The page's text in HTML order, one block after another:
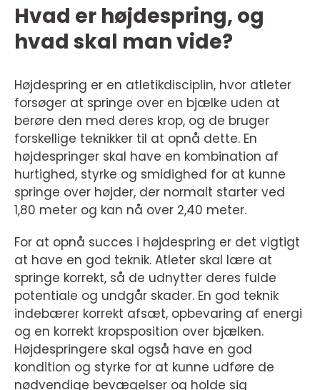
Hvad er højdespring, og
hvad skal man vide?
Højdespring er en atletikdisciplin, hvor atleter
forsøger at springe over en bjælke uden at
berøre den med deres krop, og de bruger
forskellige teknikker til at opnå dette. En
højdespringer skal have en kombination af
hurtighed, styrke og smidighed for at kunne
springe over højder, der normalt starter ved
1,80 meter og kan nå over 2,40 meter.
For at opnå succes i højdespring er det vigtigt
at have en god teknik. Atleter skal lære at
springe korrekt, så de udnytter deres fulde
potentiale og undgår skader. En god teknik
indebærer korrekt afsæt, opbevaring af energi
og en korrekt kropsposition over bjælken.
Højdespringere skal også have en god
kondition og styrke for at kunne udføre de
nødvendige bevægelser og holde sig